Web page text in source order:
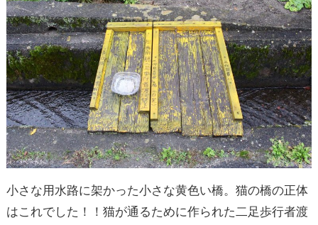
小さな用水路に架かった小さな黄色い橋。猫の橋の正体
はこれでした！！猫が通るために作られた二足歩行者渡